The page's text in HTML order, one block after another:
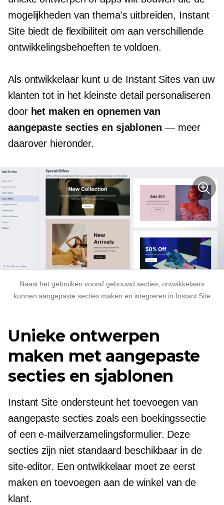
mogelijkheden van thema's uitbreiden, Instant
Site biedt de flexibiliteit om aan verschillende
ontwikkelingsbehoeften te voldoen.
Als ontwikkelaar kunt u de Instant Sites van uw
klanten tot in het kleinste detail personaliseren
door het maken en opnemen van
aangepaste secties en sjablonen — meer
daarover hieronder.
Naast het gebruiken vooraf gebouwd secties, ontwikkelaars
kunnen aangepaste secties maken en integreren in Instant Site
Unieke ontwerpen
maken met aangepaste
secties en sjablonen
Instant Site ondersteunt het toevoegen van
aangepaste secties zoals een boekingssectie
of een e-mailverzamelingsformulier. Deze
secties zijn niet standaard beschikbaar in de
site-editor. Een ontwikkelaar moet ze eerst
maken en toevoegen aan de winkel van de
klant.